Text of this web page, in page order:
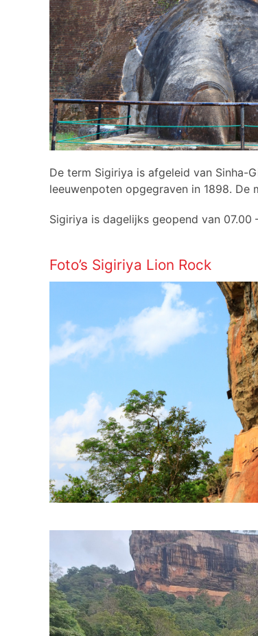
De term Sigiriya is afgeleid van Sinha-
leeuwenpoten opgegraven in 1898. De
Sigiriya is dagelijks geopend van
Foto’s Sigiriya Lion Rock